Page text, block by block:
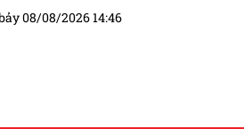
08/08/2026 14:46